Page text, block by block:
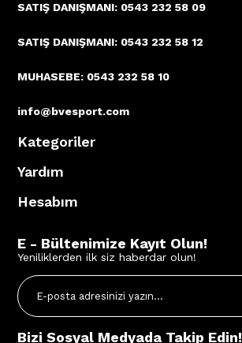
SATIŞ DANIŞMANI: 0543 232 58 09
SATIŞ DANIŞMANI: 0543 232 58 12
MUHASEBE: 0543 232 58 10
info@bvesport.com
Kategoriler
Yardım
Hesabım
E - Bültenimize Kayıt Olun!
Yeniliklerden ilk siz haberdar olun!
Bizi Sosyal Medyada Takip Edin!